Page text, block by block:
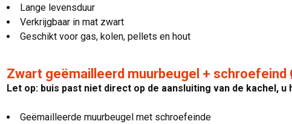
Lange levensduur
Verkrijgbaar in mat zwart
Geschikt voor gas, kolen, pellets en hout
Zwart geëmailleerd muurbeugel +
Let op: buis past niet direct op de aansluiting van de kachel,
Geëmailleerde muurbeugel met schroefeinde